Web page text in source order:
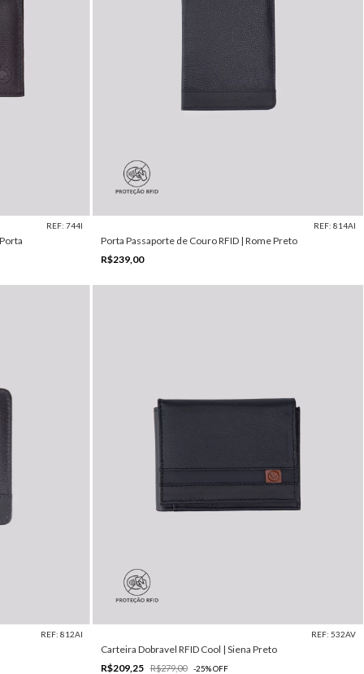
REF: 744I REF: 814AI
Porta Passaporte de Couro RFID | Rome Preto
R$239,00
REF: 812AI REF: 532AV
Carteira Dobravel RFID Cool | Siena Preto
R$209,25
R$279,00 -25%OFF